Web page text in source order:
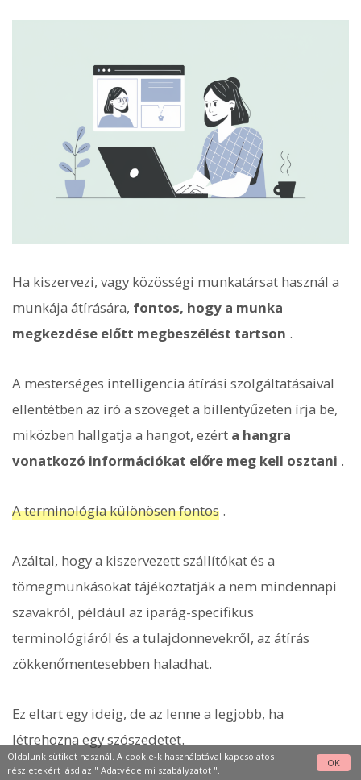
Ha kiszervezi, vagy közösségi munkatársat használ a
munkája átírására, fontos, hogy a munka
megkezdése előtt megbeszélést tartson .
A mesterséges intelligencia átírási szolgáltatásaival
ellentétben az író a szöveget a billentyűzeten írja be,
miközben hallgatja a hangot, ezért a hangra
vonatkozó információkat előre meg kell osztani .
A terminológia különösen fontos .
Azáltal, hogy a kiszervezett szállítókat és a
tömegmunkásokat tájékoztatják a nem mindennapi
szavakról, például az iparág-specifikus
terminológiáról és a tulajdonnevekről, az átírás
zökkenőmentesebben haladhat.
Ez eltart egy ideig, de az lenne a legjobb, ha
létrehozna egy szószedetet.
Oldalunk sütiket használ. A cookie-k használatával kapcsolatos
részletekért lásd az " Adatvédelmi szabályzatot".
OK